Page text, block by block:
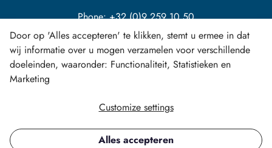
Phone: +32 (0)9 259 10 50
info@bomedys.be
Door op 'Alles accepteren' te klikken, stemt u ermee in dat
wij informatie over u mogen verzamelen voor verschillende
doeleinden, waaronder: Functionaliteit, Statistieken en
Marketing
Customize settings
Alles accepteren